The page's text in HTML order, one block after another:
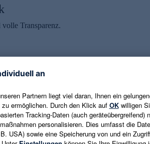
Transparenz.
in
E-Mail-Adresse eingeben
Es gelten die Datenschutzrichtlinien